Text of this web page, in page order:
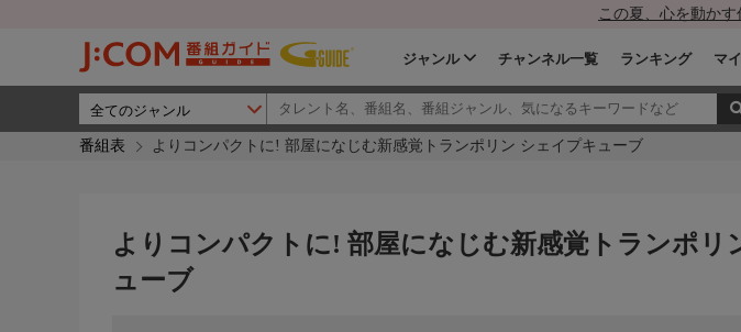
この夏、心を動か
ジャンル チャンネル一覧 ランキング マ
番組表 よりコンパクトに! 部屋になじむ新感覚トランポリン シェイプキューブ
よりコンパクトに! 部屋になじむ新感覚トランポリ
ューブ